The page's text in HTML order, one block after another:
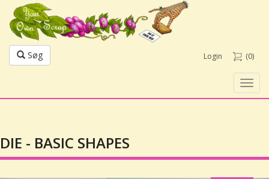
Søg Login (0)
DIE - BASIC SHAPES